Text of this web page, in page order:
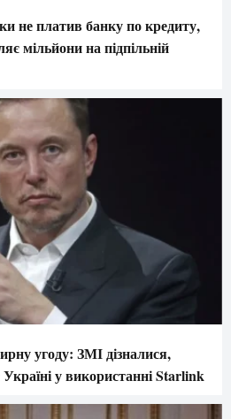
не платив банку по кредиту,
мільйони на підпільній
угоду: ЗМІ дізналися,
у використанні Starlink